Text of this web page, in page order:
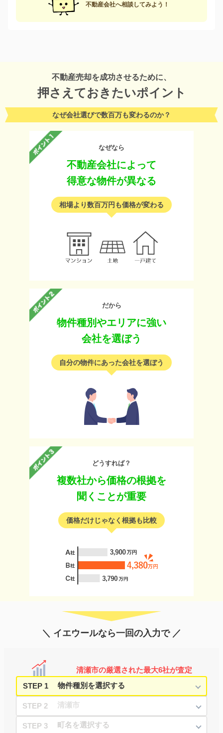
不動産会社へ相談してみよう！
不動産売却を成功させるために、
押さえておきたいポイント
なぜ会社選びで数百万も変わるのか？
なぜなら
不動産会社によって
得意な物件が異なる
相場より数百万円も価格が変わる
だから
物件種別やエリアに強い
会社を選ぼう
自分の物件にあった会社を選ぼう
どうすれば？
複数社から価格の根拠を
聞くことが重要
価格だけじゃなく根拠も比較
＼ イエウールなら一回の入力で ／
清瀬市の厳選された最大6社が査定
STEP 1
STEP 2
STEP 3